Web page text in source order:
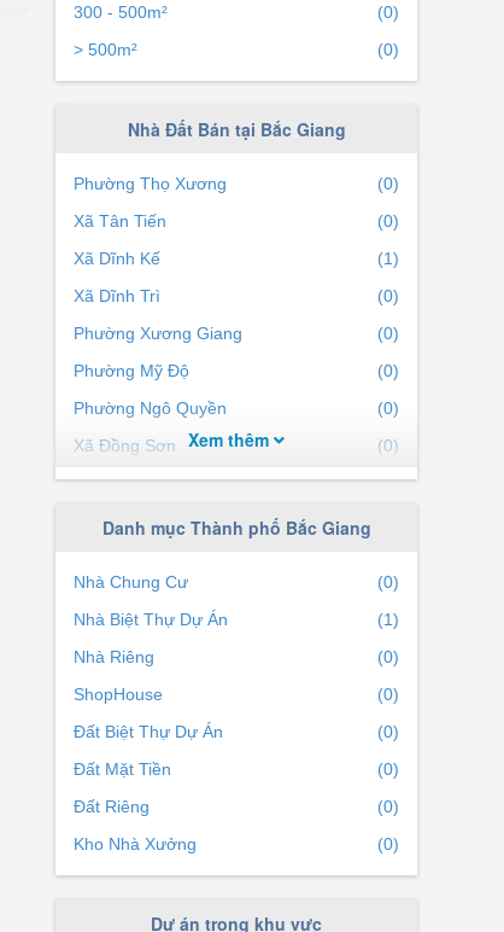
300 - 500m²
(0)
> 500m²
(0)
Nhà Đất Bán tại Bắc Giang
Phường Thọ Xương
(0)
Xã Tân Tiến
(0)
Xã Dĩnh Kế
(1)
Xã Dĩnh Trì
(0)
Phường Xương Giang
(0)
Phường Mỹ Độ
(0)
Phường Ngô Quyền
(0)
Xã Đồng Sơn
(0)
Xã Đa Mai
(0)
Xã Song Khê
Xã Song Mai
(0)
Xã Tân Mỹ
(0)
Xem thêm
Danh mục Thành phố Bắc Giang
Nhà Chung Cư
(0)
Nhà Biệt Thự Dự Án
(1)
Nhà Riêng
(0)
ShopHouse
(0)
Đất Biệt Thự Dự Án
(0)
Đất Mặt Tiền
(0)
Đất Riêng
(0)
Kho Nhà Xưởng
(0)
Dự án trong khu vực